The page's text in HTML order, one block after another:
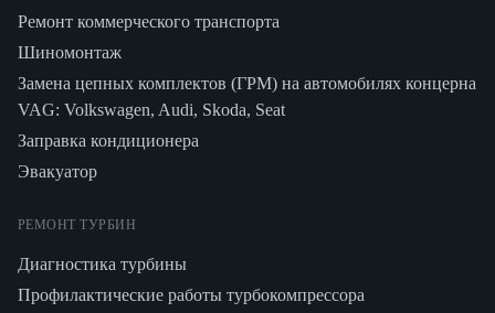
Ремонт коммерческого транспорта
Шиномонтаж
Замена цепных комплектов (ГРМ) на автомобилях концерна
VAG: Volkswagen, Audi, Skoda, Seat
Заправка кондиционера
Эвакуатор
РЕМОНТ ТУРБИН
Диагностика турбины
Профилактические работы турбокомпрессора